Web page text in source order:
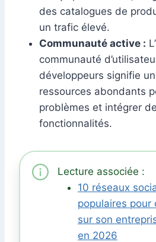
des catalogues de
un trafic élevé.
Communauté active :
communauté
développeurs signifie
ressources abondants
problèmes et intégrer
fonctionnalités.
Lecture associée :
10 réseaux
populaires pour
sur son
en 2026